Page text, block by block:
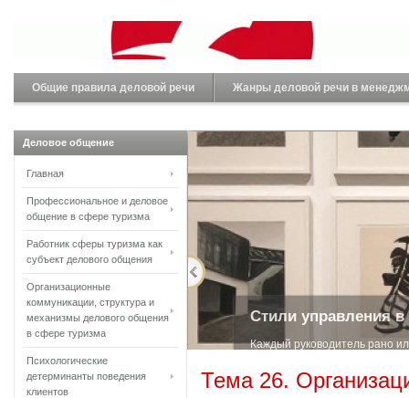
Общие правила деловой речи Жанры деловой речи в
Стили управления
Каждый руководитель рано
Тема 26.
Деловое общение
Главная
Профессиональное и деловое
общение в сфере туризма
Работник сферы туризма как
субъект делового общения
Организационные
коммуникации, структура и
механизмы делового общения
в сфере туризма
Психологические
детерминанты поведения
клиентов